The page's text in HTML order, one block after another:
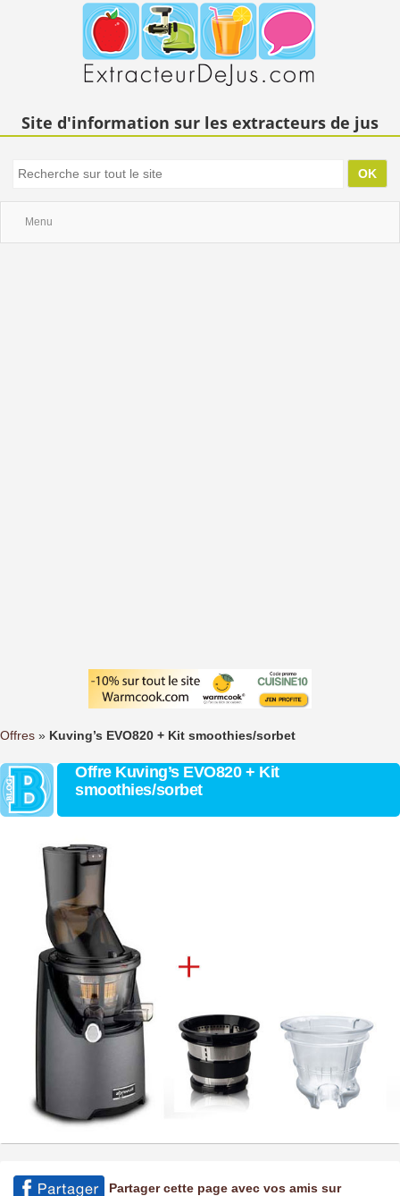
Site d'information sur les extracteurs de jus
Menu
Offres » Kuving’s EVO820 + Kit smoothies/sorbet
Offre Kuving’s EVO820 + Kit
smoothies/sorbet
Partager cette page avec vos amis sur